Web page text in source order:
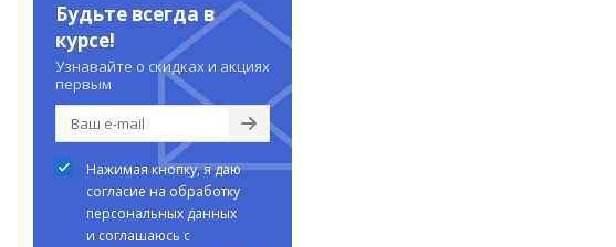
Будьте всегда в
курсе!
Узнавайте о скидках и акциях
первым
Нажимая кнопку, я даю
согласие на обработку
персональных данных
и соглашаюсь с